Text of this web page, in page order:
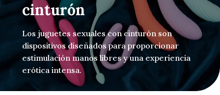
cinturón
Los juguetes sexuales con cinturón son
dispositivos diseñados para proporcionar
estimulación manos libres y una experiencia
erótica intensa.